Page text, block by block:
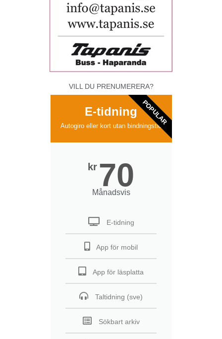
VILL DU PRENUMERERA?
E-tidning
Autogiro eller kort utan bindningstid
kr 70
Månadsvis
E-tidning
App för mobil
App för läsplatta
Taltidning (sve)
Sökbart arkiv
POPULAR